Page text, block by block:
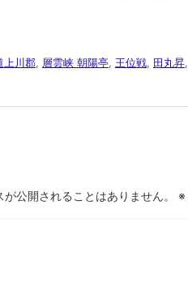
上川郡, 層雲峡 朝陽亭, 王位戦, 田丸昇,
が公開されることはありません。 ※